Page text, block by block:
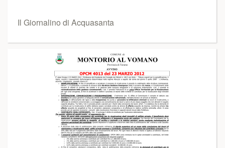
Il Giornalino di Acquasanta